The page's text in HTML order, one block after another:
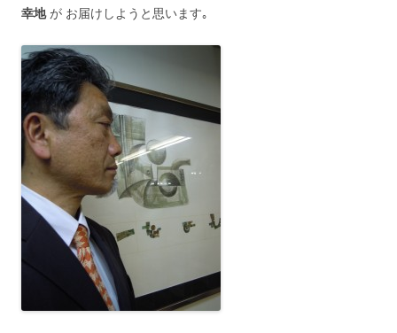
幸地が お届けしようと思います｡